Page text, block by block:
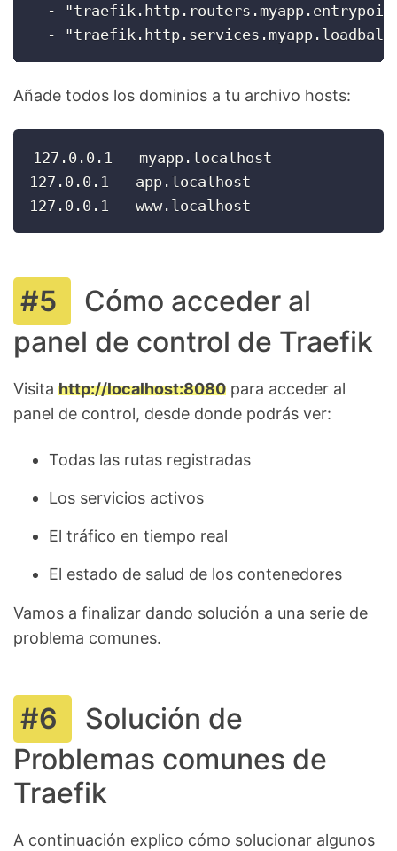
-
-
Añade todos los dominios a tu archivo hosts:
127.0.0.1   myapp.localhost
127.0.0.1   app.localhost
127.0.0.1   www.localhost
Cómo acceder al
panel de control de Traefik
Visita http://localhost:8080 para acceder al
panel de control, desde donde podrás ver:
Todas las rutas registradas
Los servicios activos
El tráfico en tiempo real
El estado de salud de los contenedores
Vamos a finalizar dando solución a una serie de
problema comunes.
Solución de
Problemas comunes de
Traefik
A continuación explico cómo solucionar algunos